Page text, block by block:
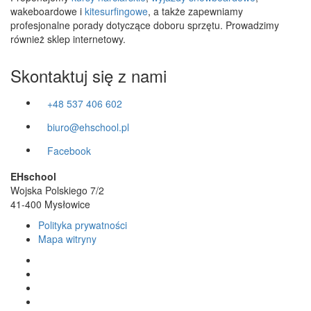
wakeboardowe i kitesurfingowe, a także zapewniamy
profesjonalne porady dotyczące doboru sprzętu. Prowadzimy
również sklep internetowy.
Skontaktuj się z nami
+48 537 406 602
biuro@ehschool.pl
Facebook
EHschool
Wojska Polskiego 7/2
41-400 Mysłowice
Polityka prywatności
Mapa witryny